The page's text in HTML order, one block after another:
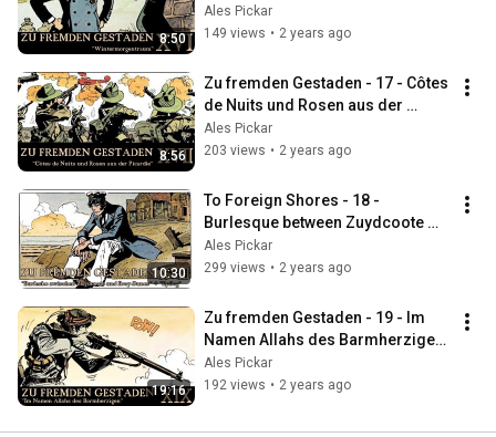
8:50
mit Corto Maltese)
Ales Pickar
149 views • 2 years ago
8:56
Zu fremden Gestaden - 17 - Côtes
de Nuits und Rosen aus der
Picardie (Anemoia mit Corto
Maltese)
Ales Pickar
203 views • 2 years ago
10:30
To Foreign Shores - 18 -
Burlesque between Zuydcoote
and Bray-Dunes (Anemoia with
Corto Maltese)
Ales Pickar
299 views • 2 years ago
19:16
Zu fremden Gestaden - 19 - Im
Namen Allahs des Barmherzigen
(Anemoia mit Corto Maltese)
Ales Pickar
192 views • 2 years ago